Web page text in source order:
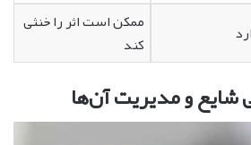
ممکن است اثر را خنثی
کند